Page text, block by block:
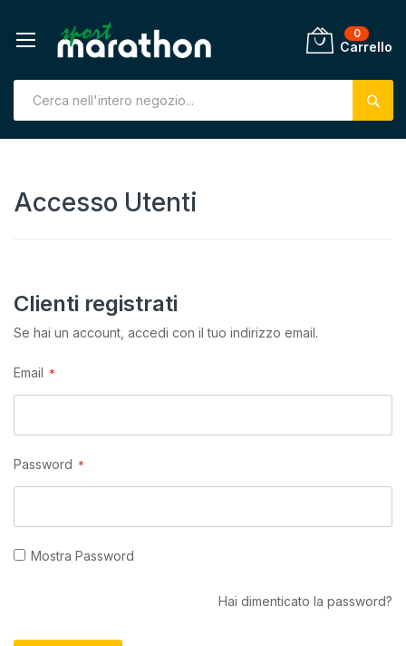
Carrello
0
contenuto
Accesso Utenti
Clienti registrati
Se hai un account, accedi con il tuo indirizzo email.
Email
Password
Mostra Password
Hai dimenticato la password?